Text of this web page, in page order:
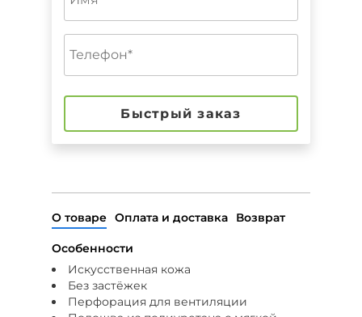
Быстрый заказ
О товаре Оплата и доставка Возврат
Особенности
Искусственная кожа
Без застёжек
Перфорация для вентиляции